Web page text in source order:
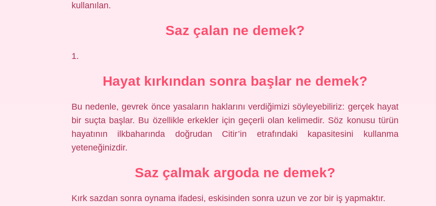
kullanılan.
Saz çalan ne demek?
1.
Hayat kırkından sonra başlar ne demek?
Bu nedenle, gevrek önce yasaların haklarını verdiğimizi söyleyebiliriz: gerçek hayat
bir suçta başlar. Bu özellikle erkekler için geçerli olan kelimedir. Söz konusu türün
hayatının ilkbaharında doğrudan Citir’in etrafındaki kapasitesini kullanma
yeteneğinizdir.
Saz çalmak argoda ne demek?
Kırk sazdan sonra oynama ifadesi, eskisinden sonra uzun ve zor bir iş yapmaktır.